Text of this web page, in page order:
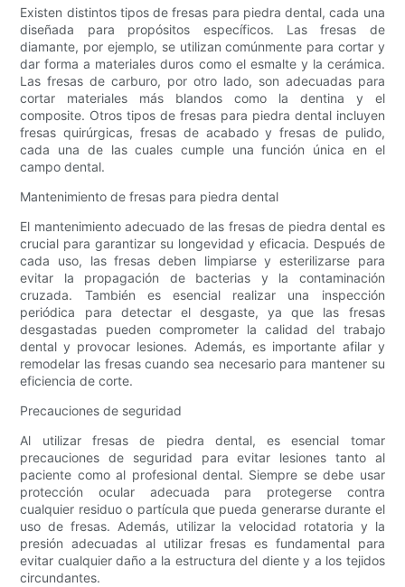
Existen distintos tipos de fresas para piedra dental, cada una
diseñada para propósitos específicos. Las fresas de
diamante, por ejemplo, se utilizan comúnmente para cortar y
dar forma a materiales duros como el esmalte y la cerámica.
Las fresas de carburo, por otro lado, son adecuadas para
cortar materiales más blandos como la dentina y el
composite. Otros tipos de fresas para piedra dental incluyen
fresas quirúrgicas, fresas de acabado y fresas de pulido,
cada una de las cuales cumple una función única en el
campo dental.
Mantenimiento de fresas para piedra dental
El mantenimiento adecuado de las fresas de piedra dental es
crucial para garantizar su longevidad y eficacia. Después de
cada uso, las fresas deben limpiarse y esterilizarse para
evitar la propagación de bacterias y la contaminación
cruzada. También es esencial realizar una inspección
periódica para detectar el desgaste, ya que las fresas
desgastadas pueden comprometer la calidad del trabajo
dental y provocar lesiones. Además, es importante afilar y
remodelar las fresas cuando sea necesario para mantener su
eficiencia de corte.
Precauciones de seguridad
Al utilizar fresas de piedra dental, es esencial tomar
precauciones de seguridad para evitar lesiones tanto al
paciente como al profesional dental. Siempre se debe usar
protección ocular adecuada para protegerse contra
cualquier residuo o partícula que pueda generarse durante el
uso de fresas. Además, utilizar la velocidad rotatoria y la
presión adecuadas al utilizar fresas es fundamental para
evitar cualquier daño a la estructura del diente y a los tejidos
circundantes.